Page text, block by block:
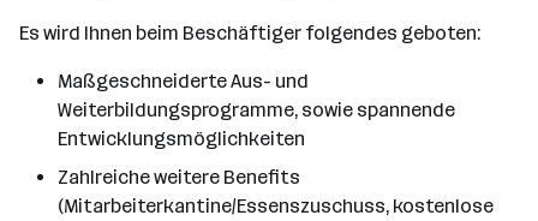
Es wird Ihnen beim Beschäftiger folgendes geboten:
Maßgeschneiderte Aus- und
Weiterbildungsprogramme, sowie spannende
Entwicklungsmöglichkeiten
Zahlreiche weitere Benefits
(Mitarbeiterkantine/Essenszuschuss, kostenlose